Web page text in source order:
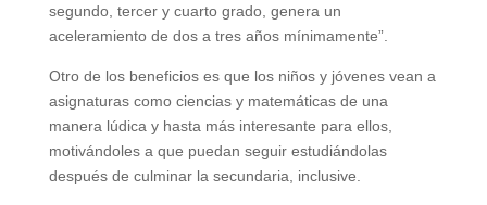
segundo, tercer y cuarto grado, genera un
aceleramiento de dos a tres años mínimamente”.
Otro de los beneficios es que los niños y jóvenes vean a
asignaturas como ciencias y matemáticas de una
manera lúdica y hasta más interesante para ellos,
motivándoles a que puedan seguir estudiándolas
después de culminar la secundaria, inclusive.